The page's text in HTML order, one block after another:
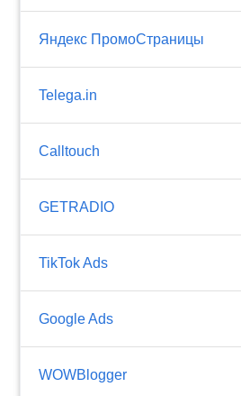
Яндекс ПромоСтраницы
Telega.in
Calltouch
GETRADIO
TikTok Ads
Google Ads
WOWBlogger